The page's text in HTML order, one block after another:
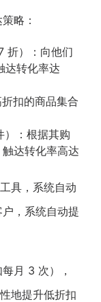
略：
折）：向他们
达转化率达
折扣的商品集合
）：根据其购
达转化率高达
具，系统自动
，系统自动提
月 3 次），
地提升低折扣